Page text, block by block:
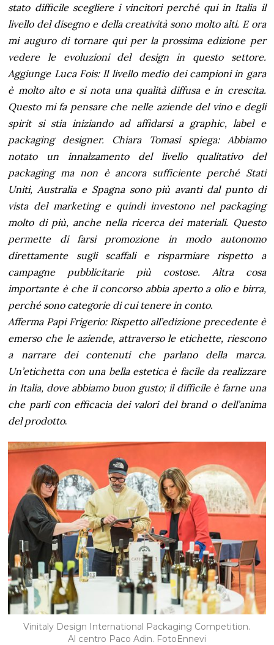
stato difficile scegliere i vincitori perché qui in Italia il
livello del disegno e della creatività sono molto alti. E ora
mi auguro di tornare qui per la prossima edizione per
vedere le evoluzioni del design in questo settore.
Aggiunge Luca Fois: Il livello medio dei campioni in gara
è molto alto e si nota una qualità diffusa e in crescita.
Questo mi fa pensare che nelle aziende del vino e degli
spirit si stia iniziando ad affidarsi a graphic, label e
packaging designer. Chiara Tomasi spiega: Abbiamo
notato un innalzamento del livello qualitativo del
packaging ma non è ancora sufficiente perché Stati
Uniti, Australia e Spagna sono più avanti dal punto di
vista del marketing e quindi investono nel packaging
molto di più, anche nella ricerca dei materiali. Questo
permette di farsi promozione in modo autonomo
direttamente sugli scaffali e risparmiare rispetto a
campagne pubblicitarie più costose. Altra cosa
importante è che il concorso abbia aperto a olio e birra,
perché sono categorie di cui tenere in conto.
Afferma Papi Frigerio: Rispetto all’edizione precedente è
emerso che le aziende, attraverso le etichette, riescono
a narrare dei contenuti che parlano della marca.
Un’etichetta con una bella estetica è facile da realizzare
in Italia, dove abbiamo buon gusto; il difficile è farne una
che parli con efficacia dei valori del brand o dell’anima
del prodotto.
Vinitaly Design International Packaging Competition.
Al centro Paco Adin. FotoEnnevi